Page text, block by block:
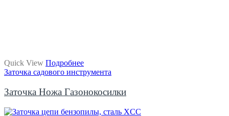
Quick View Подробнее
Заточка садового инструмента
Заточка Ножа Газонокосилки